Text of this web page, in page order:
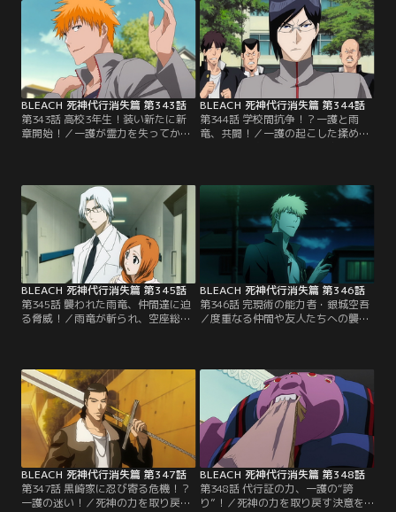
BLEACH 死神代行消失篇 第343話
第343話 高校3年生！装い新たに新
章開始！／一護が霊力を失ってから
や水色、織姫やたつきなど仲間たち
もいる。そして、一護がしていた死
神代行の代行をしているのは雨竜だ
った。ごく「普通」の生活を楽しみ
たいと思いながらも…。【提供：バ
ンダイチャンネル】
BLEACH 死神代行消失篇 第344話
第344話 学校間抗争！？一護と雨
竜、共闘！／一護の起こした揉め事
だかったのは、生徒会長になった雨
竜だった。一護と雨竜は共に不良た
ちを叩きのめすが、一護は、アルバ
イト先のなんでも屋「鰻屋（うなぎ
や）」店主によって事務所へと連れ
て行かれてしまった。【提供：バン
ダイチャンネル】
BLEACH 死神代行消失篇 第345話
第345話 襲われた雨竜、仲間達に迫
る脅威！／雨竜が斬られ、空座総合
院の院長であり雨竜の父である竜弦
（りゅうけん）は、織姫だけに雨竜
を斬ったのは人間である、と語る。
一方、一護は仲間が傷つけられたの
に何も出来ない自分に焦燥感を感じ
ていた。【提供：バンダイチャンネ
ル】
BLEACH 死神代行消失篇 第346話
第346話 完現術の能力者・銀城空吾
／度重なる仲間や友人たちへの襲撃
エクスキューションのアジトへやっ
てきた一護に、銀城は自分達の目的
は一護に死神の力を取り戻させるこ
とと告げる。驚く一護に、銀城は自
分たちの持つ、物質に宿る魂を引き
出し…。【提供：バンダイチャンネ
ル】
BLEACH 死神代行消失篇 第347話
第347話 黒崎家に忍び寄る危機！？
一護の迷い！／死神の力を取り戻す
BLEACH 死神代行消失篇 第348話
第348話 代行証の力、一護の“誇
り”！／死神の力を取り戻す決意を